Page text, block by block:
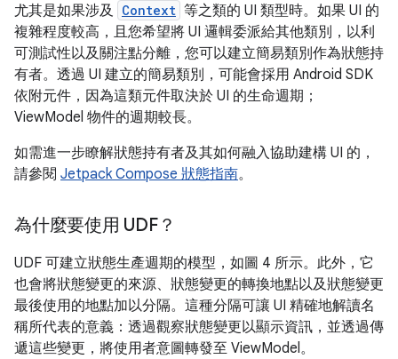
尤其是如果涉及 Context 等之類的 UI 類型時。如果 UI 的
複雜程度較高，且您希望將 UI 邏輯委派給其他類別，以利
可測試性以及關注點分離，您可以建立簡易類別作為狀態持
有者。透過 UI 建立的簡易類別，可能會採用 Android SDK
依附元件，因為這類元件取決於 UI 的生命週期；
ViewModel 物件的週期較長。
如需進一步瞭解狀態持有者及其如何融入協助建構 UI 的，
請參閱 Jetpack Compose 狀態指南。
為什麼要使用 UDF？
UDF 可建立狀態生產週期的模型，如圖 4 所示。此外，它
也會將狀態變更的來源、狀態變更的轉換地點以及狀態變更
最後使用的地點加以分隔。這種分隔可讓 UI 精確地解讀名
稱所代表的意義：透過觀察狀態變更以顯示資訊，並透過傳
遞這些變更，將使用者意圖轉發至 ViewModel。